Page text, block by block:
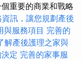
重要的商業和戰略
訊，讓您規劃產後
與服務項目 完善的
解產後護理之家與
定 完善的家事服